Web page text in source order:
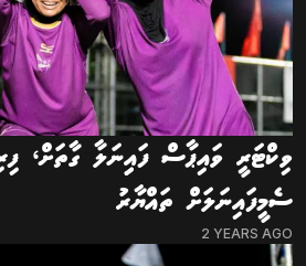
ވިކްޓަރީ ވައިޕާސް ފައިިނަލާ ގާތަށް،
ސެމީފައިނަލަށް ތައްޔާރު
2 YEARS AGO